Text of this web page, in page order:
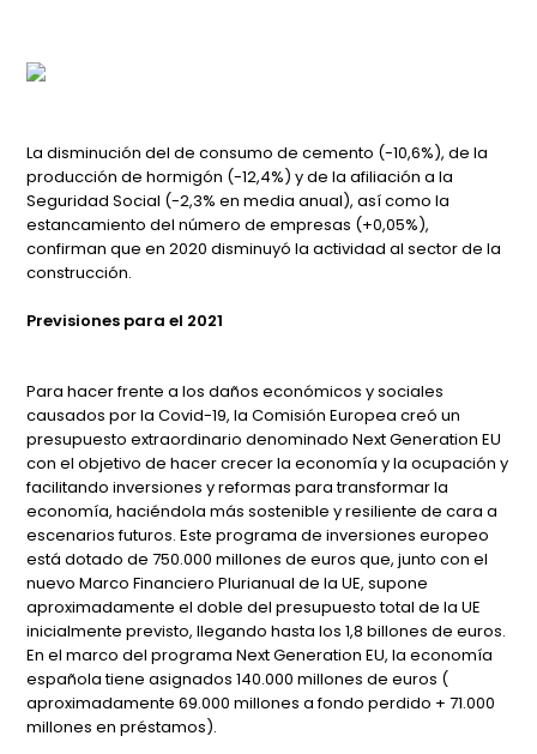
La disminución del de consumo de cemento (-10,6%), de la
producción de hormigón (-12,4%) y de la afiliación a la
Seguridad Social (-2,3% en media anual), así como la
estancamiento del número de empresas (+0,05%),
confirman que en 2020 disminuyó la actividad al sector de la
construcción.
Previsiones para el 2021
Para hacer frente a los daños económicos y sociales
causados por la Covid-19, la Comisión Europea creó un
presupuesto extraordinario denominado Next Generation EU
con el objetivo de hacer crecer la economía y la ocupación y
facilitando inversiones y reformas para transformar la
economía, haciéndola más sostenible y resiliente de cara a
escenarios futuros. Este programa de inversiones europeo
está dotado de 750.000 millones de euros que, junto con el
nuevo Marco Financiero Plurianual de la UE, supone
aproximadamente el doble del presupuesto total de la UE
inicialmente previsto, llegando hasta los 1,8 billones de euros.
En el marco del programa Next Generation EU, la economía
española tiene asignados 140.000 millones de euros (
aproximadamente 69.000 millones a fondo perdido + 71.000
millones en préstamos).